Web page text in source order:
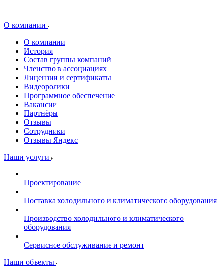
О компании
О компании
История
Состав группы компаний
Членство в ассоциациях
Лицензии и сертификаты
Видеоролики
Программное обеспечение
Вакансии
Партнёры
Отзывы
Сотрудники
Отзывы Яндекс
Наши услуги
Проектирование
Поставка холодильного и климатического оборудования
Производство холодильного и климатического
оборудования
Сервисное обслуживание и ремонт
Наши объекты